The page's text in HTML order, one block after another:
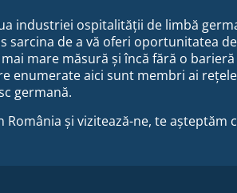
industriei ospitalității de limbă
sarcina de a vă oferi oportunitatea
mare măsură și încă fără o
enumerate aici sunt membri ai
germană.
România și vizitează-ne, te așteptăm